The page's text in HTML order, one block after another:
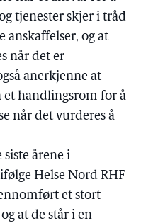
tjenester skjer i tråd
anskaffelser, og at
når det er
anerkjenne at
et handlingsrom for å
når det vurderes å
årene i
Helse Nord RHF
et stort
at de står i en